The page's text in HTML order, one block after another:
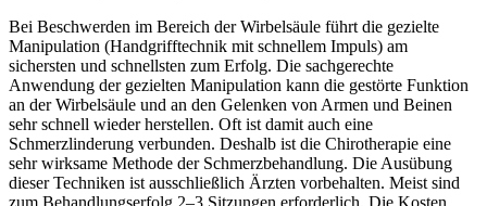
Bei Beschwerden im Bereich der Wirbelsäule führt die gezielte
Manipulation (Handgrifftechnik mit schnellem Impuls) am
sichersten und schnellsten zum Erfolg. Die sachgerechte
Anwendung der gezielten Manipulation kann die gestörte Funktion
an der Wirbelsäule und an den Gelenken von Armen und Beinen
sehr schnell wieder herstellen. Oft ist damit auch eine
Schmerzlinderung verbunden. Deshalb ist die Chirotherapie eine
sehr wirksame Methode der Schmerzbehandlung. Die Ausübung
dieser Techniken ist ausschließlich Ärzten vorbehalten. Meist sind
zum Behandlungserfolg 2–3 Sitzungen erforderlich. Die Kosten